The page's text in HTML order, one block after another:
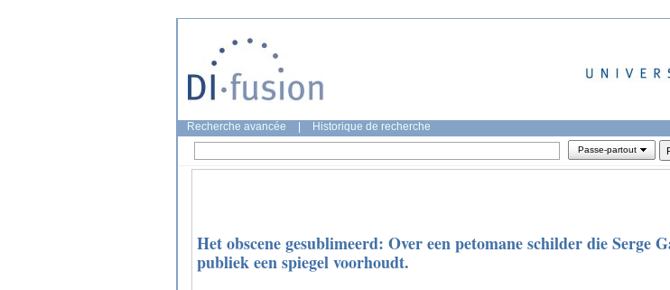
Recherche avancée Historique de recherche
Passe-partout
Het obscene gesublimeerd: Over een petomane schilder die Serge
publiek een spiegel voorhoudt.